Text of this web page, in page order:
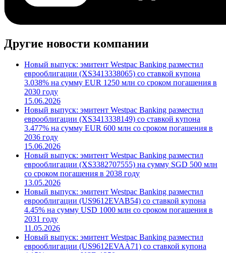
Другие новости компании
Новый выпуск: эмитент Westpac Banking разместил
еврооблигации (XS3413338065) со ставкой купона
3.038% на сумму EUR 1250 млн со сроком погашения в
2030 году
15.06.2026
Новый выпуск: эмитент Westpac Banking разместил
еврооблигации (XS3413338149) со ставкой купона
3.477% на сумму EUR 600 млн со сроком погашения в
2036 году
15.06.2026
Новый выпуск: эмитент Westpac Banking разместил
еврооблигации (XS3382707555) на сумму SGD 500 млн
со сроком погашения в 2038 году
13.05.2026
Новый выпуск: эмитент Westpac Banking разместил
еврооблигации (US9612EVAB54) со ставкой купона
4.45% на сумму USD 1000 млн со сроком погашения в
2031 году
11.05.2026
Новый выпуск: эмитент Westpac Banking разместил
еврооблигации (US9612EVAA71) со ставкой купона